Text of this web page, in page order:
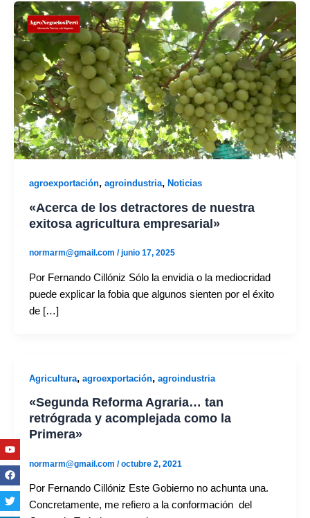
agroexportación, agroindustria, Noticias
«Acerca de los detractores de nuestra
exitosa agricultura empresarial»
normarm@gmail.com /junio 17, 2025
Por Fernando Cillóniz Sólo la envidia o la mediocridad
puede explicar la fobia que algunos sienten por el éxito
de […]
Agricultura, agroexportación, agroindustria
«Segunda Reforma Agraria… tan
retrógrada y acomplejada como la
Primera»
normarm@gmail.com /octubre 2, 2021
Por Fernando Cillóniz Este Gobierno no achunta una.
Concretamente, me refiero a la conformación del
Youtube
Facebook
Twitter
Linkedin
Instagram